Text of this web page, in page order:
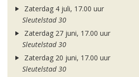
Zaterdag 4 juli, 17.00 uur
Sleutelstad 30
Zaterdag 27 juni, 17.00 uur
Sleutelstad 30
Zaterdag 20 juni, 17.00 uur
Sleutelstad 30